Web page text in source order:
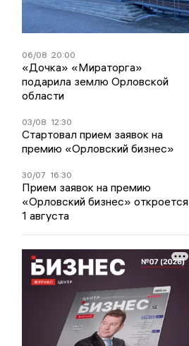
06/08 20:00
«Дочка» «Мираторга»
подарила землю Орловской
области
03/08 12:30
Стартовал прием заявок на
премию «Орловский бизнес»
30/07 16:30
Прием заявок на премию
«Орловский бизнес» откроется
1 августа